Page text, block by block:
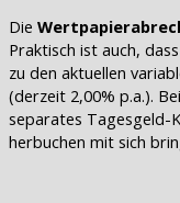
Die
Praktisch ist auch,
zu den aktuellen
(derzeit 2,00% p.a.).
separates Tagesgeld-
herbuchen mit sich